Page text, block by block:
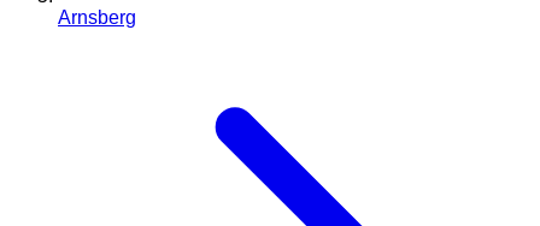
Arnsberg